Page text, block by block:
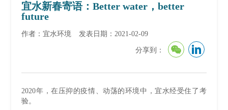
宜水新春寄语：Better water，better
future
作者：宜水环境 发表日期：2021-02-09
分享到：
2020年，在压抑的疫情、动荡的环境中，宜水经受住了考
验。